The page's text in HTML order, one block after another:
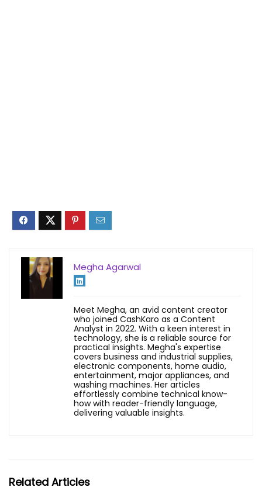
Megha Agarwal
Meet Megha, an avid content creator
who joined CashKaro as a Content
Analyst in 2022. With a keen interest in
technology, she is a reliable source for
practical insights. Megha's expertise
covers business and industrial supplies,
electronic components, home audio,
entertainment, major appliances, and
washing machines. Her articles
effortlessly combine technical know-
how with reader-friendly language,
delivering valuable insights.
Related Articles